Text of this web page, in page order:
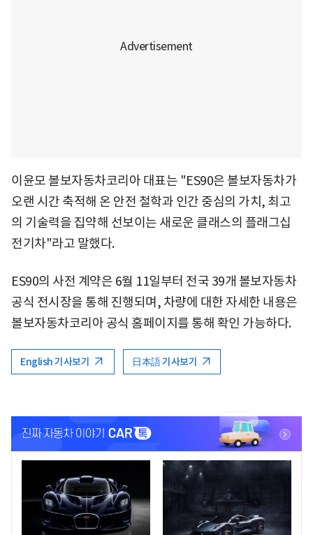
이윤모 볼보자동차코리아 대표는 "ES90은 볼보자동차가
오랜 시간 축적해 온 안전 철학과 인간 중심의 가치, 최고
의 기술력을 집약해 선보이는 새로운 클래스의 플래그십
전기차"라고 말했다.
ES90의 사전 계약은 6월 11일부터 전국 39개 볼보자동차
공식 전시장을 통해 진행되며, 차량에 대한 자세한 내용은
볼보자동차코리아 공식 홈페이지를 통해 확인 가능하다.
English 기사보기 日本語 기사보기
<